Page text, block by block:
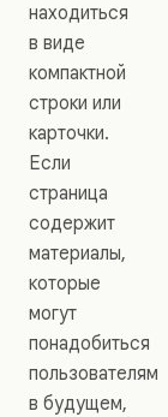
находиться
в виде
компактной
строки или
карточки.
Если
страница
содержит
материалы,
которые
могут
понадобиться
пользователям
в будущем,